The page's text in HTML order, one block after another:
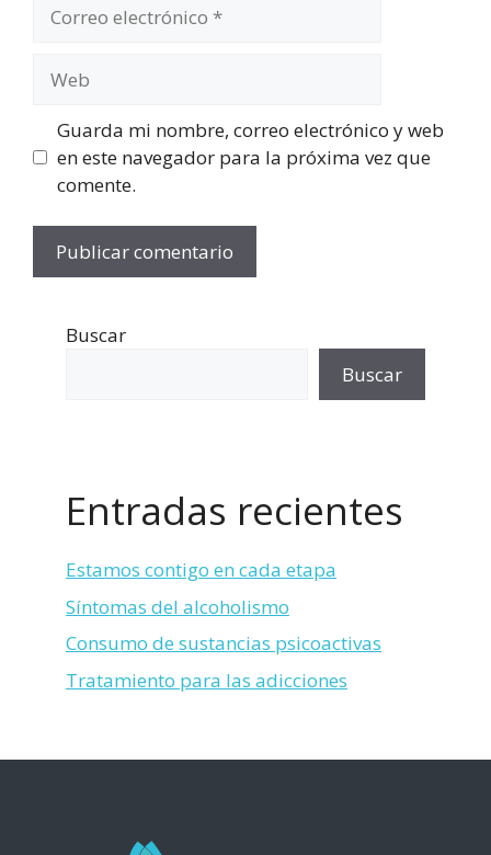
electrónico
Guarda mi nombre, correo electrónico y web
en este navegador para la próxima vez que
comente.
Buscar
Buscar
Entradas recientes
Estamos contigo en cada etapa
Síntomas del alcoholismo
Consumo de sustancias psicoactivas
Tratamiento para las adicciones